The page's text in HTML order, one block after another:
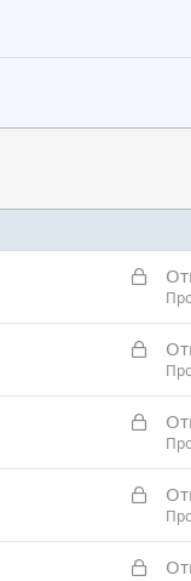
З
р
а
З
р
а
З
р
а
З
рЗ